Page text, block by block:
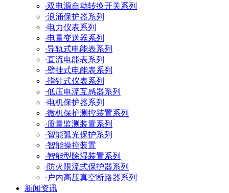
·双电源自动转换开关系列
·浪涌保护器系列
·电力仪表系列
·电量变送器系列
·导轨式电能表系列
·直流电能表系列
·壁挂式电能表系列
·指针式仪表系列
·低压电流互感器系列
·电机保护器系列
·微机保护测控装置系列
·质量监测装置系列
·智能弧光保护系列
·智能操控装置
·智能型除湿装置系列
·防火限流式保护器系列
· 户内高压真空断路器系列
新闻资讯